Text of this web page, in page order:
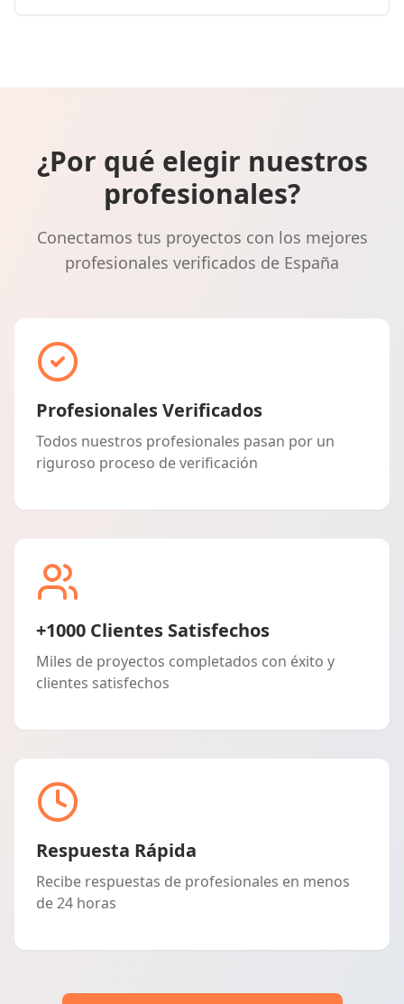
¿Por qué elegir nuestros
profesionales?
Conectamos tus proyectos con los mejores
profesionales verificados de España
Profesionales Verificados
Todos nuestros profesionales pasan por un
riguroso proceso de verificación
+1000 Clientes Satisfechos
Miles de proyectos completados con éxito y
clientes satisfechos
Respuesta Rápida
Recibe respuestas de profesionales en menos
de 24 horas